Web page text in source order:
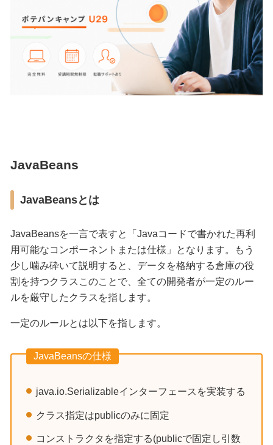
JavaBeans
JavaBeansとは
JavaBeansを一言で表すと「Javaコードで書かれた再利
用可能なコンポーネントまたは仕様」となります。もう
少し噛み砕いて説明すると、データを格納する倉庫の役
割を持つクラスこのことで、全ての開発者が一定のルー
ルを厳守したクラスを指します。
一定のルールとは以下を指します。
JavaBeansの仕様
java.io.Serializableインターフェースを実装する
クラス指定はpublicのみに固定
コンストラクタを指定する(publicで固定し引数